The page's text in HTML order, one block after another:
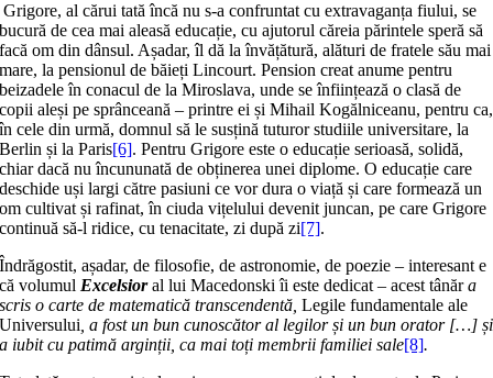
Grigore, al cărui tată încă nu s-a confruntat cu extravaganța fiului, se
bucură de cea mai aleasă educație, cu ajutorul căreia părintele speră să
facă om din dânsul. Așadar, îl dă la învățătură, alături de fratele său mai
mare, la pensionul de băieți Lincourt. Pension creat anume pentru
beizadele în conacul de la Miroslava, unde se înființează o clasă de
copii aleși pe sprânceană – printre ei și Mihail Kogălniceanu, pentru ca,
în cele din urmă, domnul să le susțină tuturor studiile universitare, la
Berlin și la Paris[6]. Pentru Grigore este o educație serioasă, solidă,
chiar dacă nu încununată de obținerea unei diplome. O educație care
deschide uși largi către pasiuni ce vor dura o viață și care formează un
om cultivat și rafinat, în ciuda vițelului devenit juncan, pe care Grigore
continuă să-l ridice, cu tenacitate, zi după zi[7].
Îndrăgostit, așadar, de filosofie, de astronomie, de poezie – interesant e
că volumulExcelsioral lui Macedonski îi este dedicat – acest tânăra
scris o carte de matematică transcendentă,Legile fundamentale ale
Universului, a fost un bun cunoscător al legilor și un bun orator […] și
a iubit cu patimă arginții, ca mai toți membrii familiei sale[8].